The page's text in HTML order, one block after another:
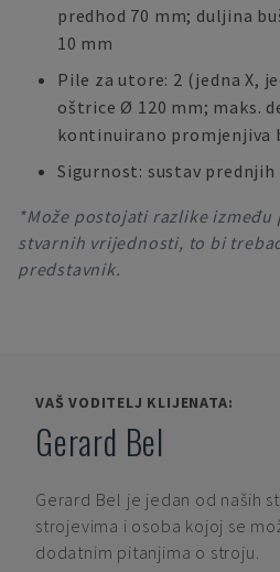
predhod 70 mm; duljina
10 mm
Pile za utore: 2 (jedna X,
oštrice Ø 120 mm; maks.
kontinuirano promjenjiva
Sigurnost: sustav
*Može postojati razlike
stvarnih vrijednosti, to bi
predstavnik.
VAŠ VODITELJ KLIJENATA:
Gerard Bel
Gerard Bel je jedan od naših
strojevima i osoba kojoj se
dodatnim pitanjima o stroju.